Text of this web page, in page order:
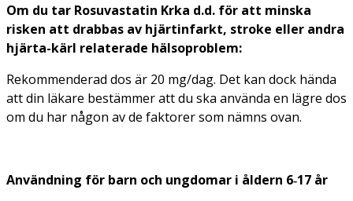
Om du tar Rosuvastatin Krka d.d. för att minska
risken att drabbas av hjärtinfarkt, stroke eller andra
hjärta-kärl relaterade hälsoproblem:
Rekommenderad dos är 20 mg/dag. Det kan dock hända
att din läkare bestämmer att du ska använda en lägre dos
om du har någon av de faktorer som nämns ovan.
Användning för barn och ungdomar i åldern 6‑17 år